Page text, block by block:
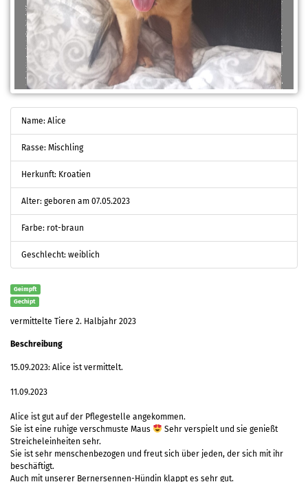
Name: Alice
Rasse: Mischling
Herkunft: Kroatien
Alter: geboren am 07.05.2023
Farbe: rot-braun
Geschlecht: weiblich
Geimpft
Gechipt
vermittelte Tiere 2. Halbjahr 2023
Beschreibung
15.09.2023: Alice ist vermittelt.
11.09.2023
Alice ist gut auf der Pflegestelle angekommen.
Sie ist eine ruhige verschmuste Maus
Sehr verspielt und sie genießt
Streicheleinheiten sehr.
Sie ist sehr menschenbezogen und freut sich über jeden, der sich mit ihr
beschäftigt.
Auch mit unserer Bernersennen-Hündin klappt es sehr gut.